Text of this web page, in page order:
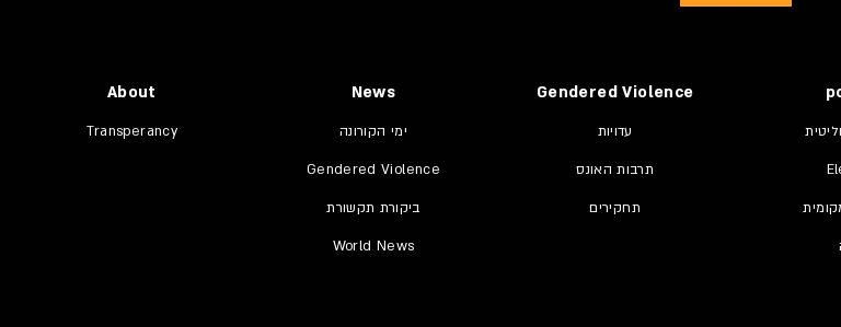
About
Transperancy
News
ימי הקורונה
Gendered Violence
ביקורת תקשורת
World News
Gendered Violence
עדויות
תרבות האונס
תחקירים